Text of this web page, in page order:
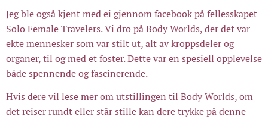
Jeg ble også kjent med ei gjennom facebook på fellesskapet
Solo Female Travelers. Vi dro på Body Worlds, der det var
ekte mennesker som var stilt ut, alt av kroppsdeler og
organer, til og med et foster. Dette var en spesiell opplevelse
både spennende og fascinerende.
Hvis dere vil lese mer om utstillingen til Body Worlds, om
det reiser rundt eller står stille kan dere trykke på denne